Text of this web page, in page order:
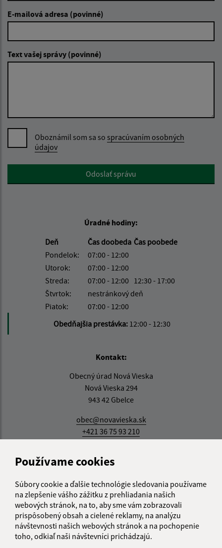
Používame cookies
Súbory cookie a ďalšie technológie sledovania používame
na zlepšenie vášho zážitku z prehliadania našich
webových stránok, na to, aby sme vám zobrazovali
prispôsobený obsah a cielené reklamy, na analýzu
návštevnosti našich webových stránok a na pochopenie
toho, odkiaľ naši návštevníci prichádzajú.
E-mailová adresa (povinné)
Text vašej správy (povinné)
Oboznámil som sa so spracúvaním osobných
údajov
Google reCaptcha ResponseOdoslať správu
Úradné hodiny:
Deň
Čas doobeda Čas poobede
Pondelok:
07:00 - 12:00
Utorok:
07:00 - 12:00
Streda:
07:00 - 12:00 12:30 - 17:00
Štvrtok:
nestránkový deň
Piatok:
07:00 - 12:00
Obedňajšia prestávka: 12:00 - 12:30
Kontakt:
Obecný úrad Nová Vieska
Nová Vieska 294
943 42 Gbelce
obec@novavieska.sk
+421 36 75 93 210